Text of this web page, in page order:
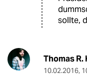
sollte,
Thomas R.
10.02.2016,